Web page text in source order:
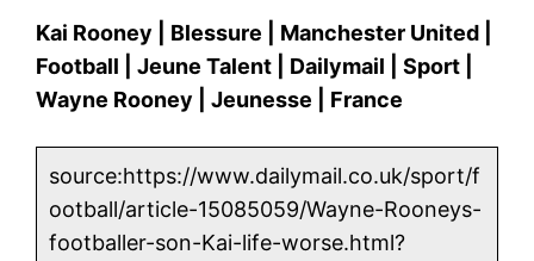
Kai Rooney Blessure Manchester United
Football
Jeune Talent Dailymail Sport
Wayne Rooney
Jeunesse France
source:https://www.dailymail.co.uk/sport/f
ootball/article-15085059/Wayne-Rooneys-
footballer-son-Kai-life-worse.html?